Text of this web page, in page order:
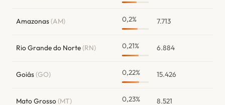
Amazonas(AM) 0,2% 7.713
Rio Grande do Norte(RN) 0,21% 6.884
Goiás(GO) 0,22% 15.426
Mato Grosso(MT) 0,23% 8.521